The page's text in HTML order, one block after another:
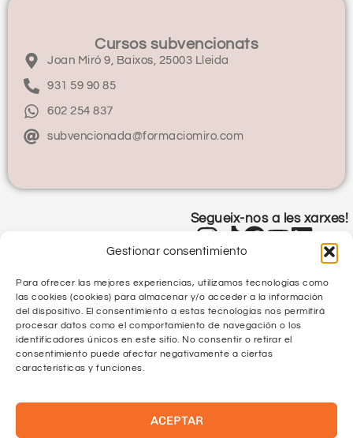
Gestionar consentimiento
Para ofrecer las mejores experiencias, utilizamos tecnologías como
las cookies (cookies) para almacenar y/o acceder a la información
del dispositivo. El consentimiento a estas tecnologías nos permitirá
procesar datos como el comportamiento de navegación o los
identificadores únicos en este sitio. No consentir o retirar el
consentimiento puede afectar negativamente a ciertas
características y funciones.
ACEPTAR
Cursos subvencionats
Joan Miró 9, Baixos, 25003 Lleida
931 59 90 85
602 254 837
subvencionada@formaciomiro.com
Segueix-nos a les xarxes!
Política de Privacitat
Política de Qualitat
Protecció de Dades